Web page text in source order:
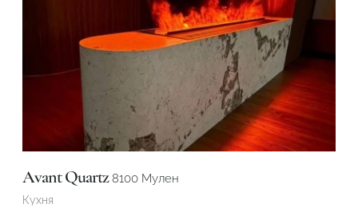
Avant Quartz8100 Мулен
Кухня